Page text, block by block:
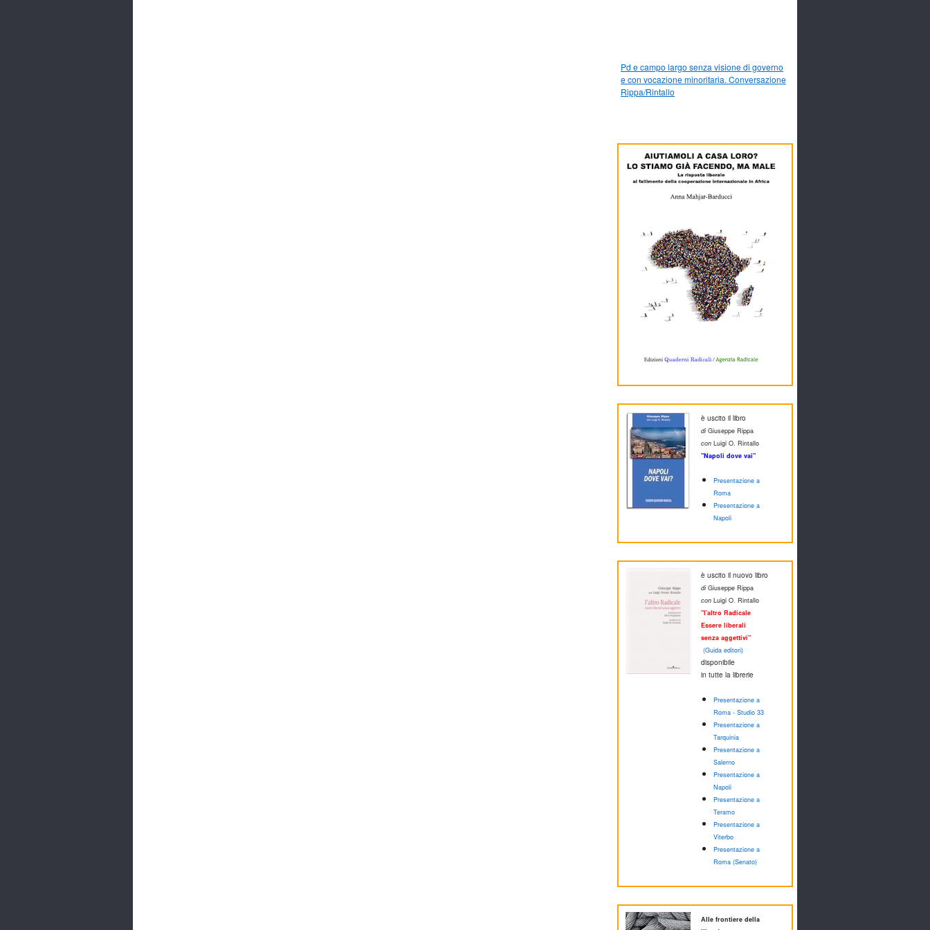
Pd e campo largo senza visione di governo
e con vocazione minoritaria. Conversazione
Rippa/Rintallo
è uscito il libro
diGiuseppe Rippa
con Luigi O. Rintallo
"Napoli dove vai"
Presentazione a
Roma
Presentazione a
Napoli
è uscito il nuovo libro
diGiuseppe Rippa
con Luigi O. Rintallo
"l'altro Radicale
Essere liberali
senza aggettivi"
(Guida editori)
disponibile
in tutte la librerie
Presentazione a
Roma - Studio 33
Presentazione a
Tarquinia
Presentazione a
Salerno
Presentazione a
Napoli
Presentazione a
Teramo
Presentazione a
Viterbo
Presentazione a
Roma (Senato)
Alle frontiere della